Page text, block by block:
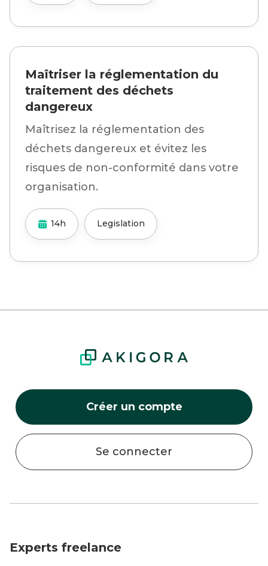
Maîtriser la réglementation du
traitement des déchets
dangereux
Maîtrisez la réglementation des
déchets dangereux et évitez les
risques de non-conformité dans votre
organisation.
14h Legislation
Créer un compte
Se connecter
Experts freelance